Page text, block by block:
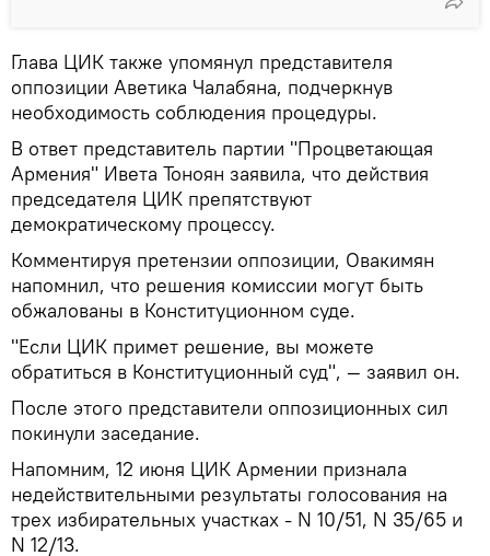
Глава ЦИК также упомянул представителя
оппозиции Аветика Чалабяна, подчеркнув
необходимость соблюдения процедуры.
В ответ представитель партии "Процветающая
Армения" Ивета Тоноян заявила, что действия
председателя ЦИК препятствуют
демократическому процессу.
Комментируя претензии оппозиции, Овакимян
напомнил, что решения комиссии могут быть
обжалованы в Конституционном суде.
"Если ЦИК примет решение, вы можете
обратиться в Конституционный суд", — заявил он.
После этого представители оппозиционных сил
покинули заседание.
Напомним, 12 июня ЦИК Армении признала
недействительными результаты голосования на
трех избирательных участках - N 10/51, N 35/65 и
N 12/13.